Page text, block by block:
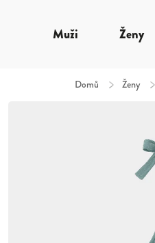
Muži Ženy
Domů / Ženy /